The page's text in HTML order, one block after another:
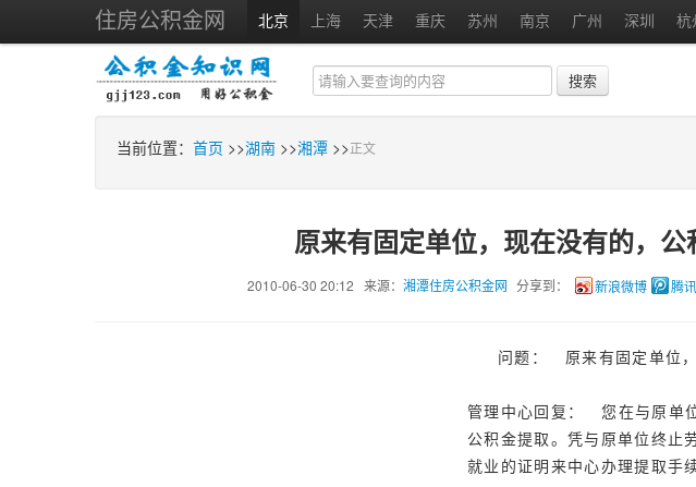
住房公积金网 北京 上海 天津 重庆 苏州 南京 广州 深圳 杭
搜索
当前位置： 首页 >>湖南 >>湘潭 >>正文
原来有固定单位，现在没有的，公
2010-06-30 20:12 来源：湘潭住房公积金网 分享到： 新浪微博 腾
问题： 原来有固定单位
管理中心回复： 您在与原单
公积金提取。凭与原单位终止
就业的证明来中心办理提取手续